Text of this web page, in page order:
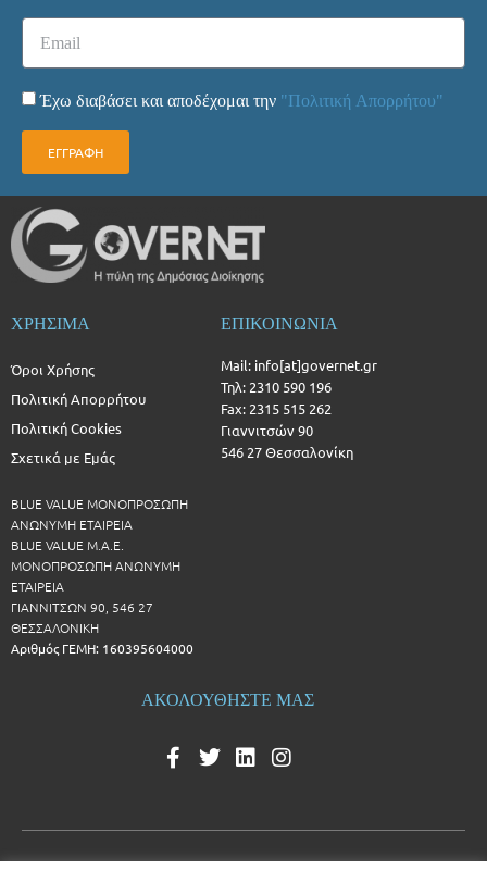
Έχω διαβάσει και αποδέχομαι την "Πολιτική Απορρήτου"
ΕΓΓΡΑΦΗ
ΧΡΗΣΙΜΑ
Όροι Χρήσης
Πολιτική Απορρήτου
Πολιτική Cookies
Σχετικά με Εμάς
BLUE VALUE ΜΟΝΟΠΡΟΣΩΠΗ
ΑΝΩΝΥΜΗ ΕΤΑΙΡΕΙΑ
BLUE VALUE Μ.Α.Ε.
ΜΟΝΟΠΡΟΣΩΠΗ ΑΝΩΝΥΜΗ
ΕΤΑΙΡΕΙΑ
ΓΙΑΝΝΙΤΣΩΝ 90, 546 27
ΘΕΣΣΑΛΟΝΙΚΗ
Αριθμός ΓΕΜΗ: 160395604000
ΕΠΙΚΟΙΝΩΝΙΑ
Mail: info[at]governet.gr
Τηλ: 2310 590 196
Fax: 2315 515 262
Γιαννιτσών 90
546 27 Θεσσαλονίκη
ΑΚΟΛΟΥΘΗΣΤΕ ΜΑΣ